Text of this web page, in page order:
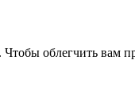
Чтобы облегчить вам